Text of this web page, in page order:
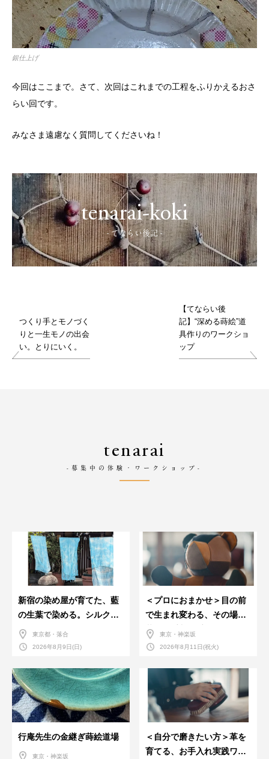
銀仕上げ
今回はここまで。さて、次回はこれまでの工程をふりかえるおさ
らい回です。
みなさま遠慮なく質問してくださいね！
tenarai-koki
- てならい後記 -
つくり手とモノづく
りと一生モノの出会
い。とりにいく。
【てならい後
記】“深める蒔絵”道
具作りのワークショ
ップ
tenarai
-募集中の体験・ワークショップ-
新宿の染め屋が育てた、藍
の生葉で染める。シルクの
ストール
東京都・落合
2026年8月9日(日)
＜プロにおまかせ＞目の前
で生まれ変わる、その場で
革のお手入れ受付会。
東京・神楽坂
2026年8月11日(祝火)
行庵先生の金継ぎ蒔絵道場
東京・神楽坂
＜自分で磨きたい方＞革を
育てる、お手入れ実践ワー